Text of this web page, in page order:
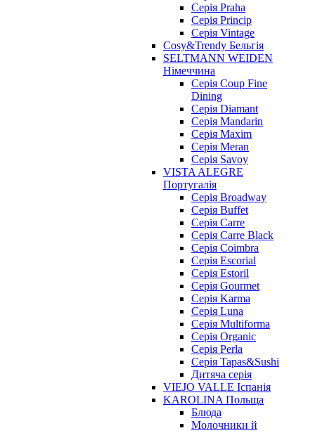
Серія Praha
Серія Princip
Серія Vintage
Cosy&Trendy Бельгія
SELTMANN WEIDEN
Німеччина
Cерія Coup Fine
Dining
Cерія Diamant
Cерія Mandarin
Cерія Maxim
Серія Meran
Серія Savoy
VISTA ALEGRE
Португалія
Серія Broadway
Серія Buffet
Серія Carre
Серія Carre Black
Серія Coimbra
Серія Escorial
Серія Estoril
Серія Gourmet
Серія Karma
Серія Luna
Серія Multiforma
Серія Organic
Серія Perla
Серія Tapas&Sushi
Дитяча серія
VIEJO VALLE Іспанія
KAROLINA Польща
Блюда
Молочники й